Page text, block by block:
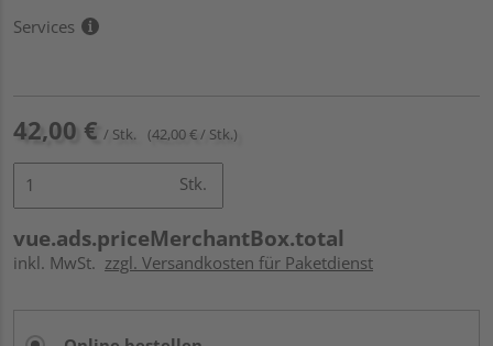
Services
42,00 € / Stk. (42,00 € / Stk.)
Stk.
vue.ads.priceMerchantBox.total
inkl. MwSt. zzgl. Versandkosten für Paketdienst